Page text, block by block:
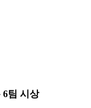
6팀 시상